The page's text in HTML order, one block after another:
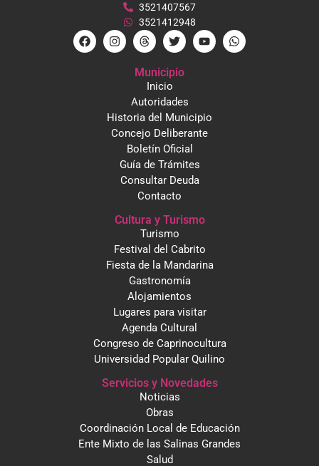
3521407567
3521412948
Municipio
Inicio
Autoridades
Historia del Municipio
Concejo Deliberante
Boletín Oficial
Guía de Trámites
Consultar Deuda
Contacto
Cultura y Turismo
Turismo
Festival del Cabrito
Fiesta de la Mandarina
Gastronomía
Alojamientos
Lugares para visitar
Agenda Cultural
Congreso de Caprinocultura
Universidad Popular Quilino
Servicios y Novedades
Noticias
Obras
Coordinación Local de Educación
Ente Mixto de las Salinas Grandes
Salud